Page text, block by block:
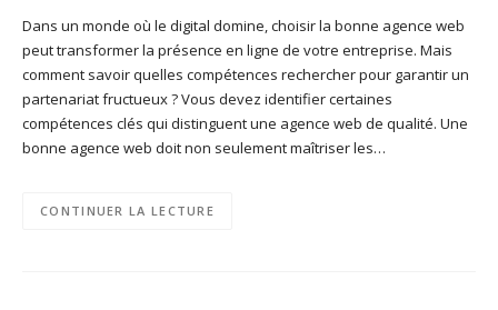
Dans un monde où le digital domine, choisir la bonne agence web
peut transformer la présence en ligne de votre entreprise. Mais
comment savoir quelles compétences rechercher pour garantir un
partenariat fructueux ? Vous devez identifier certaines
compétences clés qui distinguent une agence web de qualité. Une
bonne agence web doit non seulement maîtriser les…
CONTINUER LA LECTURE